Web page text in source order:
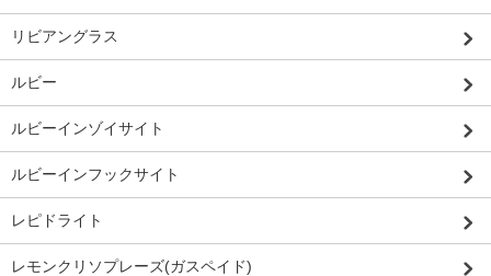
リビアングラス
ルビー
ルビーインゾイサイト
ルビーインフックサイト
レピドライト
レモンクリソプレーズ(ガスペイド)